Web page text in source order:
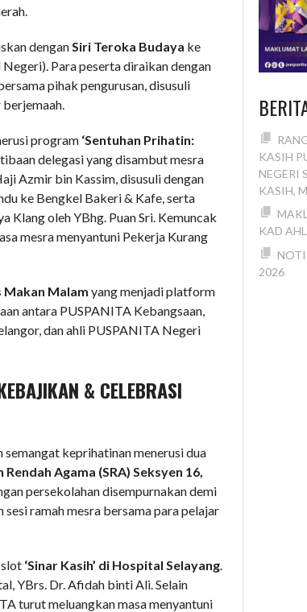
dengan Siri Teroka Budaya ke
Para peserta diraikan dengan
pihak pengurusan, disusuli
program ‘Sentuhan Prihatin:
delegasi yang disambut mesra
Azmir bin Kassim, disusuli dengan
ke Bengkel Bakeri & Kafe, serta
Klang oleh YBhg. Puan Sri. Kemuncak
mesra menyantuni Pekerja Kurang
Makan Malam yang menjadi platform
antara PUSPANITA Kebangsaan,
dan ahli PUSPANITA Negeri
& CELEBRASI
keprihatinan menerusi dua
Rendah Agama (SRA) Seksyen 16,
persekolahan disempurnakan demi
ramah mesra bersama para pelajar
‘Sinar Kasih’ di Hospital Selayang
YBrs. Dr. Afidah binti Ali. Selain
turut meluangkan masa menyantuni
KASIH
NEGERI
KASIH,
KAD
2026